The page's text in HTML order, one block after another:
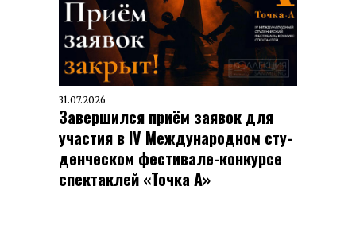
31.07.2026
Завершился приём заявок для
участия в IV Меж­ду­на­род­ном сту­
ден­чес­ком фес­ти­вале-кон­кур­се
спек­таклей «Точка А»